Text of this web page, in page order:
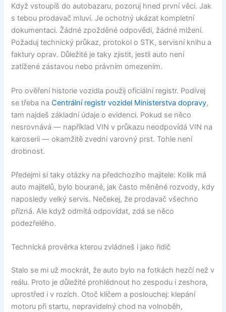
Když vstoupíš do autobazaru, pozoruj hned první věci. Jak
s tebou prodavač mluví. Je ochotný ukázat kompletní
dokumentaci. Žádné zpožděné odpovědi, žádné mlžení.
Požaduj technický průkaz, protokol o STK, servisní knihu a
faktury oprav. Důležité je taky zjistit, jestli auto není
zatížené zástavou nebo právním omezením.
Pro ověření historie vozidla použij oficiální registr. Podívej
se třeba naCentrální registr vozidel Ministerstva dopravy,
tam najdeš základní údaje o evidenci. Pokud se něco
nesrovnává — například VIN v průkazu neodpovídá VIN na
karoserii — okamžitě zvedni varovný prst. Tohle není
drobnost.
Předejmi si taky otázky na předchozího majitele: Kolik má
auto majitelů, bylo bourané, jak často měněné rozvody, kdy
naposledy velký servis. Nečekej, že prodavač všechno
přizná. Ale když odmítá odpovídat, zdá se něco
podezřelého.
Technická prověrka kterou zvládneš i jako řidič
Stalo se mi už mockrát, že auto bylo na fotkách hezčí než v
reálu. Proto je důležité prohlédnout ho zespodu i zeshora,
uprostřed i v rozích. Otoč klíčem a poslouchej: klepání
motoru při startu, nepravidelný chod na volnoběh,